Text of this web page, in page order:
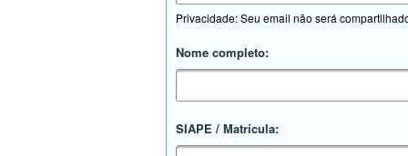
Privacidade: Seu email não será
Nome completo:
SIAPE / Matrícula: